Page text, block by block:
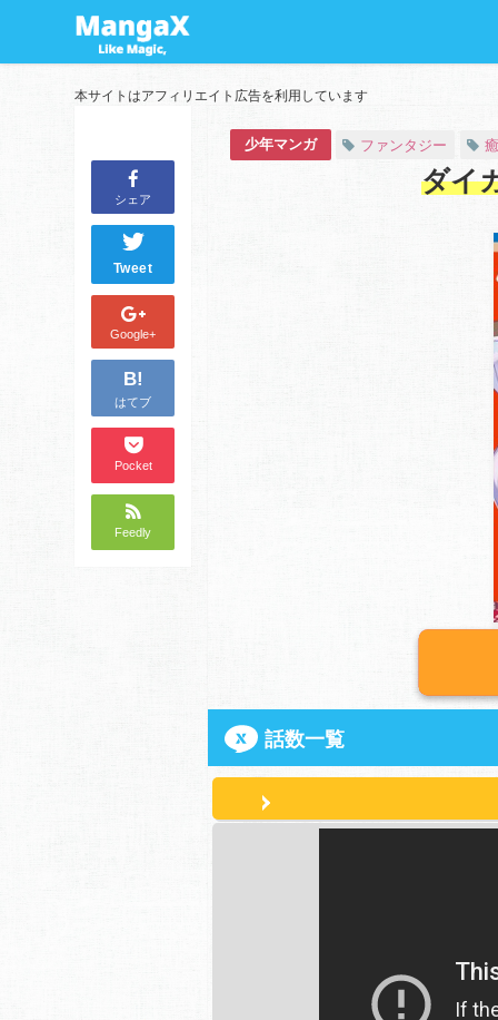
本サイトはアフィリエイト広告を利用しています
シェア
Tweet
Google+
B!
はてブ
Pocket
Feedly
少年マンガ ファンタジー
ダイ
話数一覧